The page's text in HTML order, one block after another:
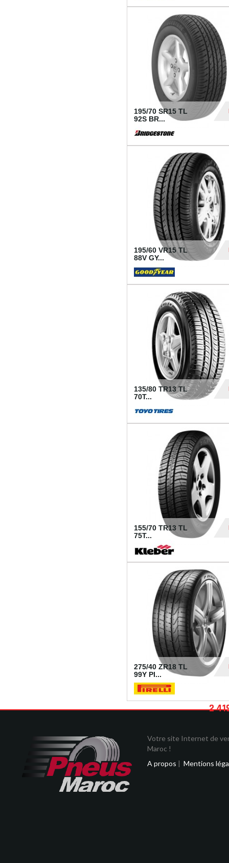
195/70 SR15 TL
92S BR...
195/60 VR15 TL
88V GY...
135/80 TR13 TL
70T...
155/70 TR13 TL
75T...
275/40 ZR18 TL
99Y PI...
2
Votre site Internet de
Maroc !
A propos | Mentions